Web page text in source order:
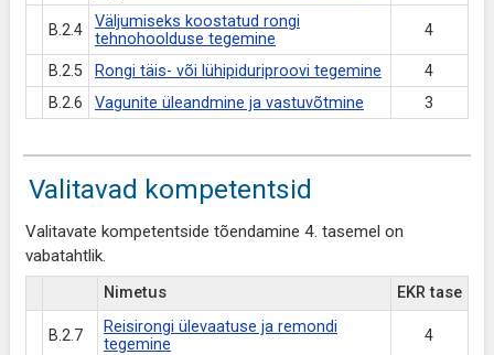
B.2.4
Väljumiseks koostatud rongi
tehnohoolduse tegemine
4
B.2.5 Rongi täis- või lühipiduriproovi tegemine
4
B.2.6
Vagunite üleandmine ja vastuvõtmine 3
Valitavad kompetentsid
Valitavate kompetentside tõendamine 4. tasemel on
vabatahtlik.
Nimetus EKR tase
B.2.7
Reisirongi ülevaatuse ja remondi
tegemine
4